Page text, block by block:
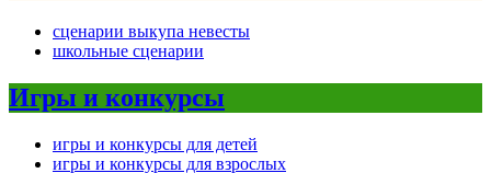
сценарии выкупа невесты
школьные сценарии
Игры и конкурсы
игры и конкурсы для детей
игры и конкурсы для взрослых